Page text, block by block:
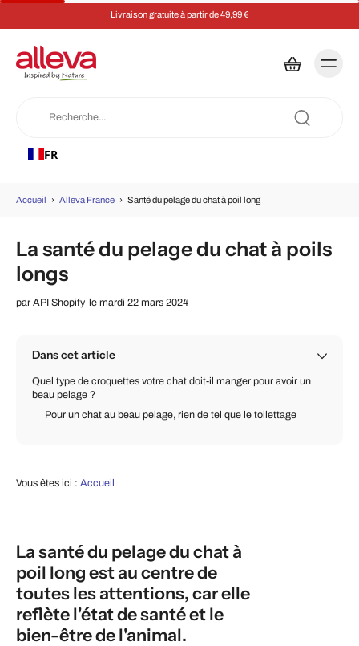
Livraison gratuite à partir de 49,99 €
FR
Accueil › Alleva France › Santé du pelage du chat à poil long
La santé du pelage du chat à poils
longs
par API Shopify le mardi 22 mars 2024
Dans cet article
Quel type de croquettes votre chat doit-il manger pour avoir un
beau pelage ?
Pour un chat au beau pelage, rien de tel que le toilettage
Vous êtes ici : Accueil
La santé du pelage du chat à
poil long est au centre de
toutes les attentions, car elle
reflète l'état de santé et le
bien-être de l'animal.